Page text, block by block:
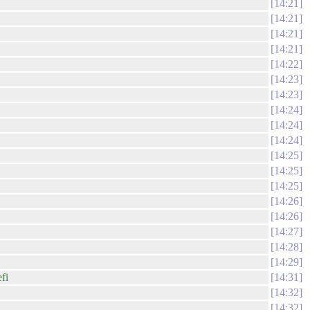
14:21
14:21
14:21
14:21
14:22
14:23
14:23
14:24
14:24
14:24
14:25
14:25
14:25
14:26
14:26
14:27
14:28
14:29
14:31
14:32
14:32